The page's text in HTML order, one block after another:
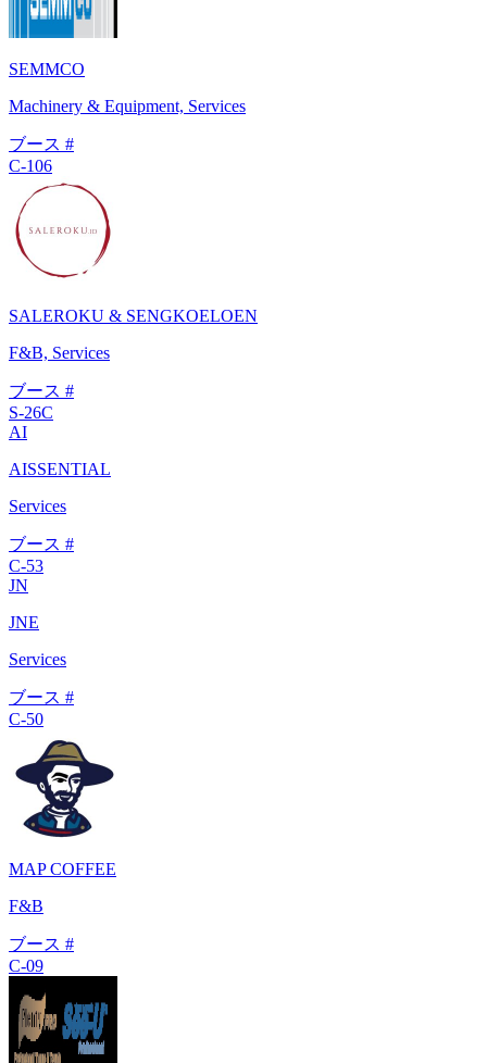
SEMMCO
Machinery & Equipment, Services
ブース #
C-106
SALEROKU & SENGKOELOEN
F&B, Services
ブース #
S-26C
AI
AISSENTIAL
Services
ブース #
C-53
JN
JNE
Services
ブース #
C-50
MAP COFFEE
F&B
ブース #
C-09